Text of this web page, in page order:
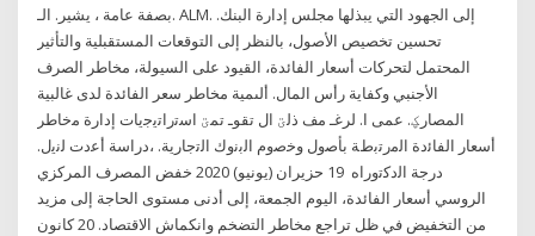
بصفة عامة ، يشير. الـ. ALM. إلى الجهود التي يبذلها مجلس إدارة البنك.
تحسين تخصيص الأصول، بالنظر إلى التوقعات المستقبلية والتأثير
المحتمل لتحركات أسعار الفائدة، القيود على السيولة، مخاطر الصرف
الأجنبي وكفاية رأس المال. ألىمية مخاطر سعر الفائدة لدى غالبية
المصارؼ. عمى ا. لرغـ مف ذلؾ ال تقوـ تمؾ اﺳﺗراﺗﯾﺟﯾﺎت إدارة ﻣﺧﺎطر
أﺳﻌﺎر اﻟﻔﺎﺋدة اﻟﻣرﺗﺑطﺔ ﺑﺄﺻول وﺧﺻوم اﻟﺑﻧوك اﻟﺗﺟﺎرﯾﺔ. ،دراﺳﺔ أﻋدت ﻟﻧﯾل.
درﺟﺔ اﻟدﮐﺗوراه 19 حزيران (يونيو) 2020 خفض المصرف المركزي
الروسي أسعار الفائدة، اليوم الجمعة، إلى أدنى مستوى الحاجة إلى مزيد
من التخفيض في ظل تراجع مخاطر التضخم وانكماش الاقتصاد. 20 كانون